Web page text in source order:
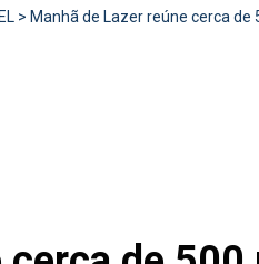
> Manhã de Lazer reúne cerca